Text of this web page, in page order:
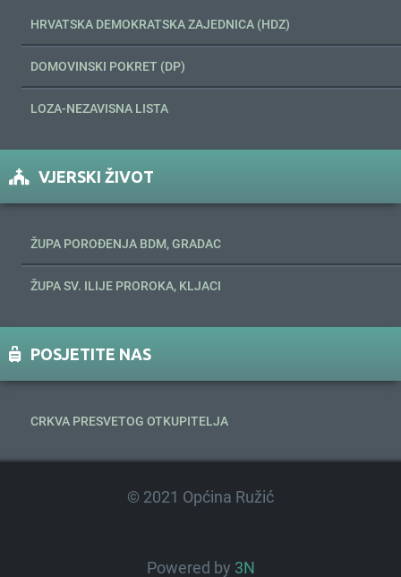
HRVATSKA DEMOKRATSKA ZAJEDNICA (HDZ)
DOMOVINSKI POKRET (DP)
LOZA-NEZAVISNA LISTA
VJERSKI ŽIVOT
ŽUPA POROĐENJA BDM, GRADAC
ŽUPA SV. ILIJE PROROKA, KLJACI
POSJETITE NAS
CRKVA PRESVETOG OTKUPITELJA
© 2021 Općina Ružić
Powered by 3N